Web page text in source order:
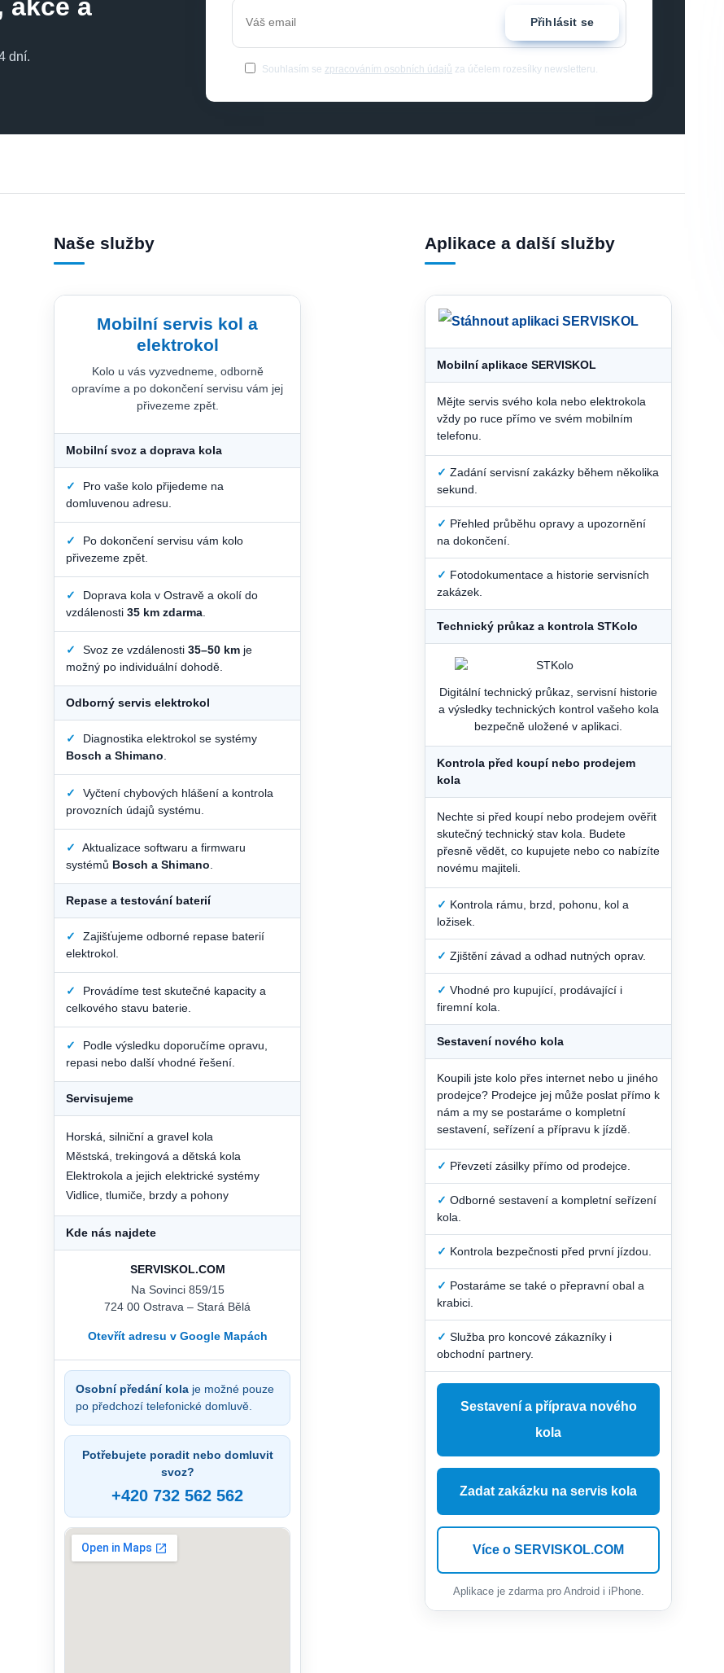
akce a
dní.
Přihlásit se
Souhlasím se zpracováním osobních údajů za účelem rozesílky newsletteru.
Naše služby
Mobilní servis kol a
elektrokol
Kolo u vás vyzvedneme, odborně
opravíme a po dokončení servisu vám jej
přivezeme zpět.
Mobilní svoz a doprava kola
✓
Pro vaše kolo přijedeme na
domluvenou adresu.
✓
Po dokončení servisu vám kolo
přivezeme zpět.
✓
Doprava kola v Ostravě a okolí do
vzdálenosti 35 km zdarma
✓ Svoz ze vzdálenosti 35–50 km je
možný po individuální dohodě.
Odborný servis elektrokol
✓
Diagnostika elektrokol se systémy
Bosch a Shimano
✓
Vyčtení chybových hlášení a kontrola
provozních údajů systému.
✓
Aktualizace softwaru a firmwaru
systémů Bosch a Shimano
Repase a testování baterií
✓
Zajišťujeme odborné repase baterií
elektrokol.
✓
Provádíme test skutečné kapacity a
celkového stavu baterie.
✓
Podle výsledku doporučíme opravu,
repasi nebo další vhodné řešení.
Servisujeme
Horská, silniční a gravel kola
Městská, trekingová a dětská kola
Elektrokola a jejich elektrické systémy
Vidlice, tlumiče, brzdy a pohony
Kde nás najdete
SERVISKOL.COM
Na Sovinci 859/15
724 00 Ostrava – Stará Bělá
Otevřít adresu v Google Mapách
Osobní předání kola je možné pouze
po předchozí telefonické domluvě.
Potřebujete poradit nebo domluvit
svoz?
+420 732 562 562
Aplikace a další služby
Mobilní aplikace SERVISKOL
Mějte servis svého kola nebo elektrokola
vždy po ruce přímo ve svém mobilním
telefonu.
✓ Zadání servisní zakázky během několika
sekund.
✓ Přehled průběhu opravy a upozornění
na dokončení.
✓ Fotodokumentace a historie servisních
zakázek.
Technický průkaz a kontrola STKolo
Digitální technický průkaz, servisní historie
a výsledky technických kontrol vašeho kola
bezpečně uložené v aplikaci.
Kontrola před koupí nebo prodejem
kola
Nechte si před koupí nebo prodejem ověřit
skutečný technický stav kola. Budete
přesně vědět, co kupujete nebo co nabízíte
novému majiteli.
✓ Kontrola rámu, brzd, pohonu, kol a
ložisek.
✓ Zjištění závad a odhad nutných oprav.
✓ Vhodné pro kupující, prodávající i
firemní kola.
Sestavení nového kola
Koupili jste kolo přes internet nebo u jiného
prodejce? Prodejce jej může poslat přímo k
nám a my se postaráme o kompletní
sestavení, seřízení a přípravu k jízdě.
✓ Převzetí zásilky přímo od prodejce.
✓ Odborné sestavení a kompletní seřízení
kola.
✓ Kontrola bezpečnosti před první jízdou.
✓ Postaráme se také o přepravní obal a
krabici.
✓ Služba pro koncové zákazníky i
obchodní partnery.
Sestavení a příprava nového
kola
Zadat zakázku na servis kola
Více o SERVISKOL.COM
Aplikace je zdarma pro Android i iPhone.